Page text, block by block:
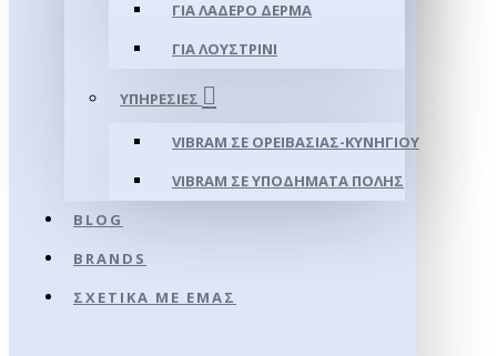
ΓΙΑ ΛΑΔΕΡΌ ΔΈΡΜΑ
ΓΙΑ ΛΟΥΣΤΡΊΝΙ
ΥΠΗΡΕΣΊΕΣ
VIBRAM ΣΕ ΟΡΕΙΒΑΣΊΑΣ-ΚΥΝΗΓΊΟΥ
VIBRAM ΣΕ ΥΠΟΔΉΜΑΤΑ ΠΌΛΗΣ
BLOG
BRANDS
ΣΧΕΤΙΚΆ ΜΕ ΕΜΆΣ